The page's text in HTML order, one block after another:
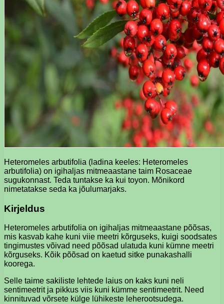
Heteromeles arbutifolia (ladina keeles: Heteromeles
arbutifolia) on igihaljas mitmeaastane taim Rosaceae
sugukonnast. Teda tuntakse ka kui toyon. Mõnikord
nimetatakse seda ka jõulumarjaks.
Kirjeldus
Heteromeles arbutifolia on igihaljas mitmeaastane põõsas,
mis kasvab kahe kuni viie meetri kõrguseks, kuigi soodsates
tingimustes võivad need põõsad ulatuda kuni kümne meetri
kõrguseks. Kõik põõsad on kaetud sitke punakashalli
koorega.
Selle taime sakiliste lehtede laius on kaks kuni neli
sentimeetrit ja pikkus viis kuni kümme sentimeetrit. Need
kinnituvad võrsete külge lühikeste leherootsudega.